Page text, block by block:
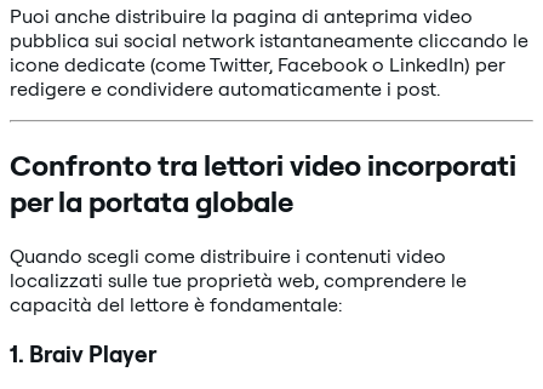
Puoi anche distribuire la pagina di anteprima video
pubblica sui social network istantaneamente cliccando le
icone dedicate (come Twitter, Facebook o LinkedIn) per
redigere e condividere automaticamente i post.
Confronto tra lettori video incorporati
per la portata globale
Quando scegli come distribuire i contenuti video
localizzati sulle tue proprietà web, comprendere le
capacità del lettore è fondamentale:
1. Braiv Player